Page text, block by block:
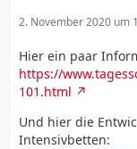
2. November 2020 um
Hier ein paar
https://
101.html
Und hier die
Intensivbetten: